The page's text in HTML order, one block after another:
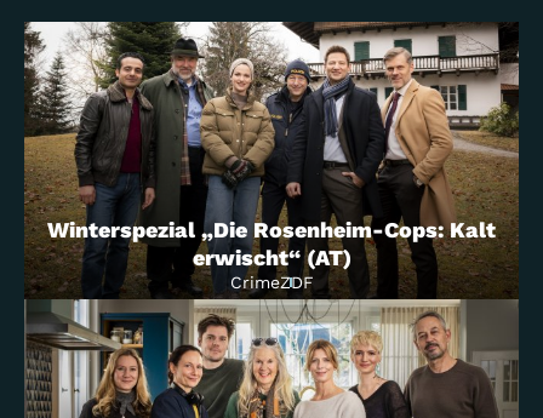
DramaSky
3 Frauen 1 Auto
ComedyBR
Der Saarland-Krimi
CrimeDas Erste
CrimeZDF
Winterspezial „Die Rosenheim-Cops: Kalt
erwischt“ (AT)
CrimeZDF